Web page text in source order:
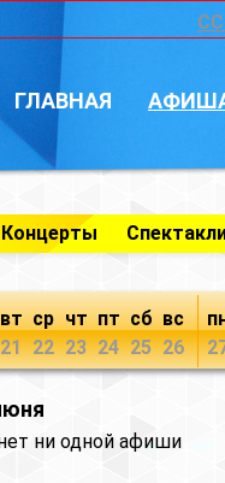
ГЛАВНАЯ
Концерты
вт
21
ср
22
чт
23
пт
24
сб
25
вс
26
ни одной афиши